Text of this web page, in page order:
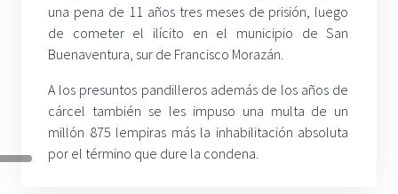
una pena de 11 años tres meses de prisión, luego
de cometer el ilícito en el municipio de San
Buenaventura, sur de Francisco Morazán.
A los presuntos pandilleros además de los años de
cárcel también se les impuso una multa de un
millón 875 lempiras más la inhabilitación absoluta
por el término que dure la condena.